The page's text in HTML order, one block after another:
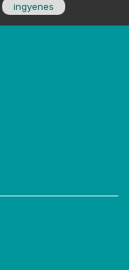
ingyenes